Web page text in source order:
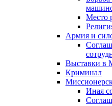
Место
Армия и
Выставки в
Криминал
Иная